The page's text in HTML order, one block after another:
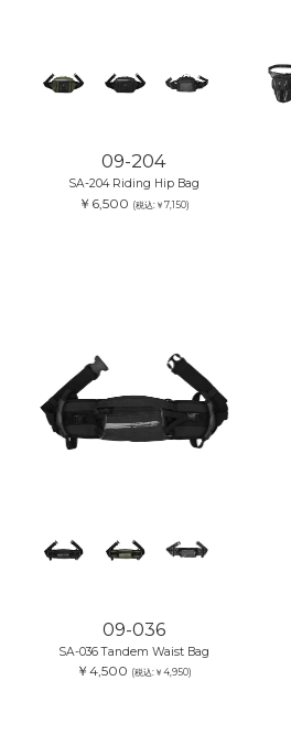
09-204
SA-204 Riding Hip Bag
￥6,500 (税込:￥7,150)
09-036
SA-036 Tandem Waist Bag
￥4,500 (税込:￥4,950)